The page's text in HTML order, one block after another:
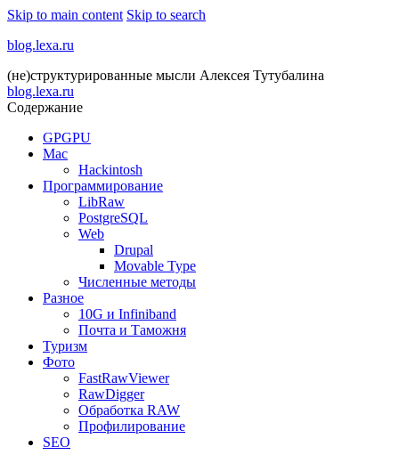
Skip to main content Skip to search
blog.lexa.ru
(не)структурированные мысли Алексея Тутубалина
blog.lexa.ru
Содержание
GPGPU
Mac
Hackintosh
Программирование
LibRaw
PostgreSQL
Web
Drupal
Movable Type
Численные методы
Разное
10G и Infiniband
Почта и Таможня
Туризм
Фото
FastRawViewer
RawDigger
Обработка RAW
Профилирование
SEO